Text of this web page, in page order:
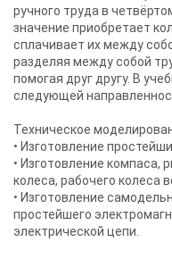
ручного труда в
значение приобретает
сплачивает их между
разделяя между собой
помогая друг другу. В
следующей
Техническое
• Изготовление
• Изготовление компаса,
колеса, рабочего колеса
• Изготовление
простейшего
электрической цепи.